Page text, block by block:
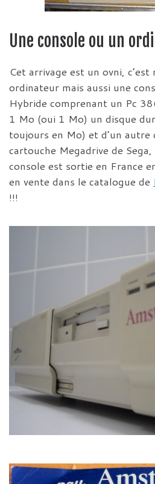
Une console ou un
Cet arrivage est un ovni,
ordinateur mais aussi une
Hybride comprenant un Pc
1 Mo (oui 1 Mo) un disque
toujours en Mo) et d’un
cartouche Megadrive de
console est sortie en France
en vente dans le catalogue de
!!!